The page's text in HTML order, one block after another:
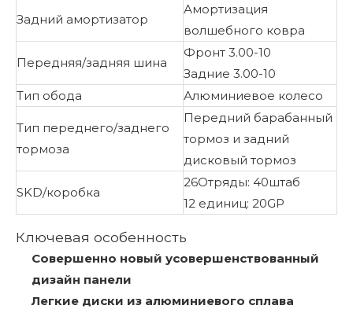
Задний амортизатор
Амортизация
волшебного ковра
Передняя/задняя шина
Фронт 3.00-10
Задние 3.00-10
Тип обода
Алюминиевое колесо
Тип переднего/заднего
тормоза
Передний барабанный
тормоз и задний
дисковый тормоз
SKD/коробка
26Отряды: 40штаб
12 единиц: 20GP
Ключевая особенность
Совершенно новый усовершенствованный
дизайн панели
Легкие диски из алюминиевого сплава